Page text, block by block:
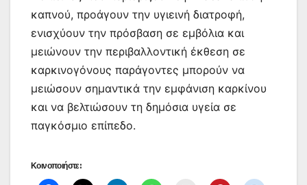
καπνού, προάγουν την υγιεινή διατροφή,
ενισχύουν την πρόσβαση σε εμβόλια και
μειώνουν την περιβαλλοντική έκθεση σε
καρκινογόνους παράγοντες μπορούν να
μειώσουν σημαντικά την εμφάνιση καρκίνου
και να βελτιώσουν τη δημόσια υγεία σε
παγκόσμιο επίπεδο.
Κοινοποιήστε: